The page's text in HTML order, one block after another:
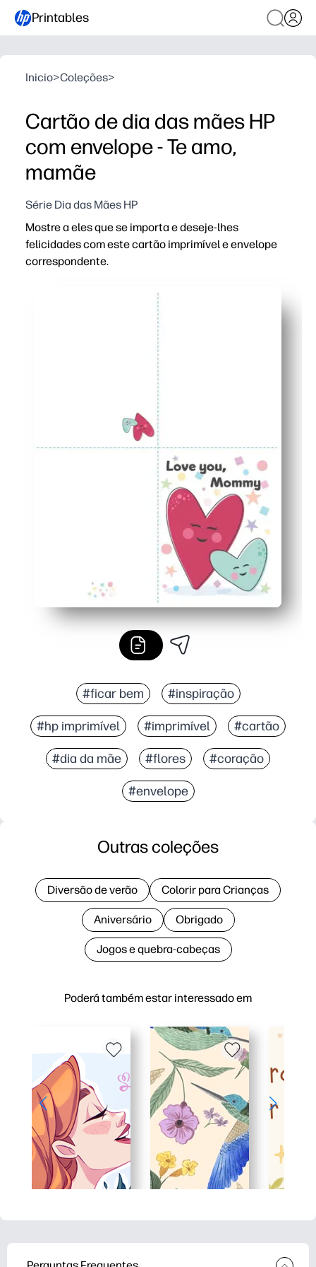
Printables
Inicio>Coleções>
Cartão de dia das mães HP
com envelope - Te amo,
mamãe
Série Dia das Mães HP
Mostre a eles que se importa e deseje-lhes
felicidades com este cartão imprimível e envelope
correspondente.
Imprima em papel padrão e monte em minutos - sem
O envelope correspondente dá ao seu cartão um
As crianças adoram personalizar - adicione rabiscos,
Um design, muitos momentos - perfeito para
#ficar bem #inspiração
#hp imprimível #imprimível #cartão
#dia da mãe #flores #coração
#envelope
Poderá também estar interessado em
Outras coleções
Diversão de verão Colorir para Crianças
Aniversário Obrigado
Jogos e quebra-cabeças